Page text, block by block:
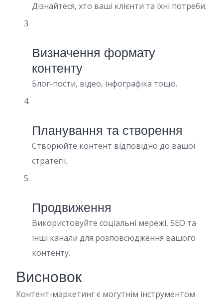
Дізнайтеся, хто ваші клієнти та їхні потреби.
Визначення формату
контенту
Блог-пости, відео, інфографіка тощо.
Планування та створення
Створюйте контент відповідно до вашої
стратегії.
Продвиження
Використовуйте соціальні мережі, SEO та
інші канали для розповсюдження вашого
контенту.
Висновок
Контент-маркетинг є могутнім інструментом